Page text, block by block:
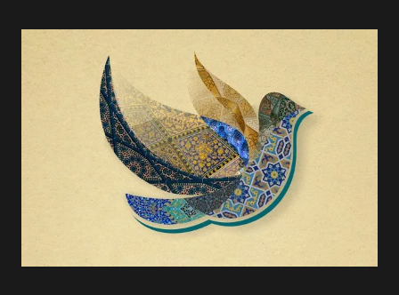
Program och biljetter
Kalendarium
Aktuella biljettsläpp
Presentkort på UKK